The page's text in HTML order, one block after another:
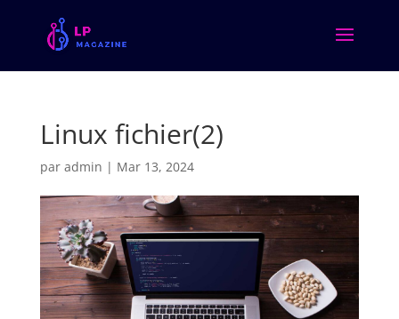
Linux fichier(2)
par admin | Mar 13, 2024